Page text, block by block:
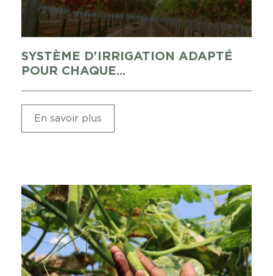
SYSTÈME D'IRRIGATION ADAPTÉ
POUR CHAQUE...
En savoir plus